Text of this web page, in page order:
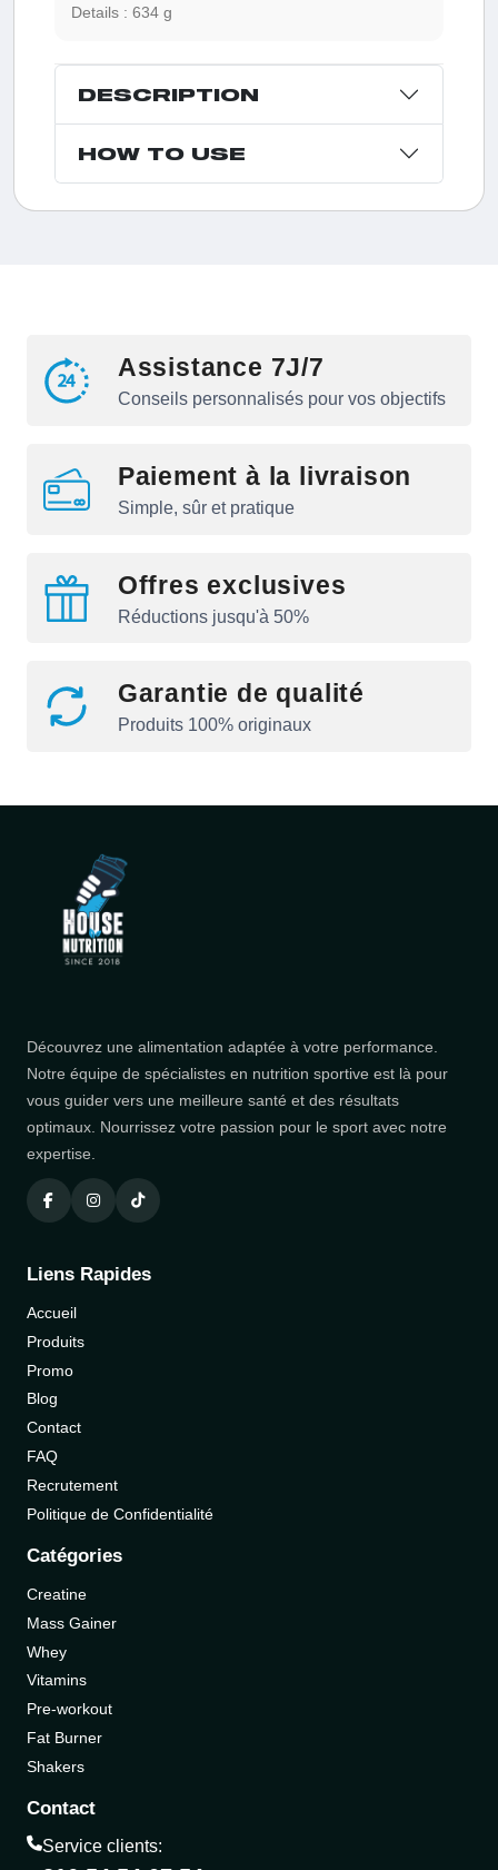
Details :
634 g
DESCRIPTION
HOW TO USE
Assistance 7J/7
Conseils personnalisés pour vos objectifs
Paiement à la livraison
Simple, sûr et pratique
Offres exclusives
Réductions jusqu'à 50%
Garantie de qualité
Produits 100% originaux
Découvrez une alimentation adaptée à votre performance.
Notre équipe de spécialistes en nutrition sportive est là pour
vous guider vers une meilleure santé et des résultats
optimaux. Nourrissez votre passion pour le sport avec notre
expertise.
Liens Rapides
Accueil
Produits
Promo
Blog
Contact
FAQ
Recrutement
Politique de Confidentialité
Catégories
Creatine
Mass Gainer
Whey
Vitamins
Pre-workout
Fat Burner
Shakers
Contact
Service clients: